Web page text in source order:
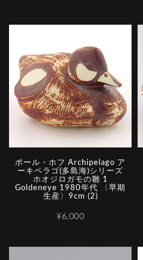
ポール・ホフ Archipelago ア
ーキペラゴ(多島海)シリーズ
ホオジロガモの雛 1
Goldeneye 1980年代 〈早期
生産〉9cm (2)
¥6,000